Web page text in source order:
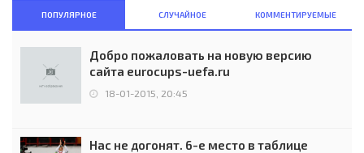
ПОПУЛЯРНОЕ СЛУЧАЙНОЕ КОММЕНТИРУЕМЫЕ
Добро пожаловать на новую версию
сайта eurocups-uefa.ru
18-01-2015, 20:45
Нас не догонят. 6-е место в таблице